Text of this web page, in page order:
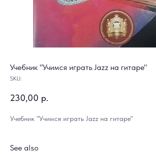
Учебник "Учимся играть Jazz на гитаре"
SKU:
230,00 р.
Учебник "Учимся играть Jazz на гитаре"
See also